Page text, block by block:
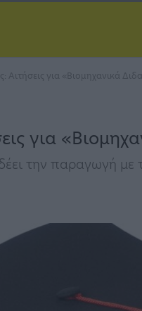
Αιτήσεις για «Βιομηχανικά
για
την παραγωγή με